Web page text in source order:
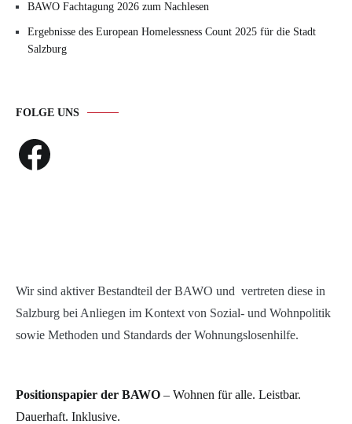
BAWO Fachtagung 2026 zum Nachlesen
Ergebnisse des European Homelessness Count 2025 für die Stadt
Salzburg
FOLGE UNS
Facebook
Wir sind aktiver Bestandteil der BAWO und vertreten diese in
Salzburg bei Anliegen im Kontext von Sozial- und Wohnpolitik
sowie Methoden und Standards der Wohnungslosenhilfe.
Positionspapier der BAWO – Wohnen für alle. Leistbar.
Dauerhaft. Inklusive.